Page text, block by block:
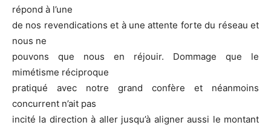
répond à l’une
de nos revendications et à une attente forte du réseau et
nous ne
pouvons que nous en réjouir. Dommage que le
mimétisme réciproque
pratiqué avec notre grand confère et néanmoins
concurrent n’ait pas
incité la direction à aller jusqu’à aligner aussi le montant